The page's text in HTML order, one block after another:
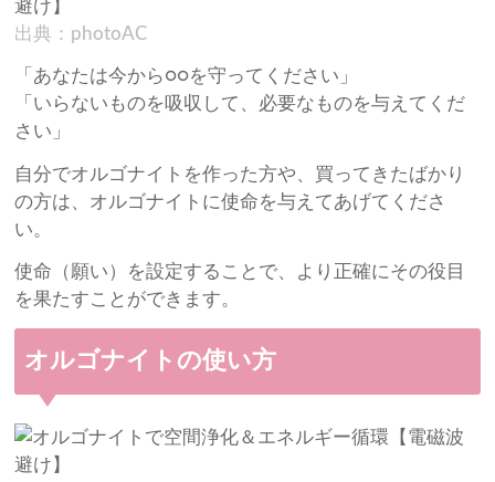
出典：photoAC
「あなたは今から○○を守ってください」
「いらないものを吸収して、必要なものを与えてくだ
さい」
自分でオルゴナイトを作った方や、買ってきたばかり
の方は、オルゴナイトに使命を与えてあげてくださ
い。
使命（願い）を設定することで、より正確にその役目
を果たすことができます。
オルゴナイトの使い方